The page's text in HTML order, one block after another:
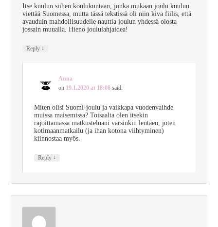
Itse kuulun siihen koulukuntaan, jonka mukaan joulu kuuluu
viettää Suomessa, mutta tässä tekstissä oli niin kiva fiilis, että
avauduin mahdollisuudelle nauttia joulun yhdessä olosta
jossain muualla. Hieno joululahjaidea!
Reply ↓
Anna
on 19.1.2020 at 18:08 said:
Miten olisi Suomi-joulu ja vaikkapa vuodenvaihde
muissa maisemissa? Toisaalta olen itsekin
rajoittamassa matkusteluani varsinkin lentäen, joten
kotimaanmatkailu (ja ihan kotona viihtyminen)
kiinnostaa myös.
Reply ↓